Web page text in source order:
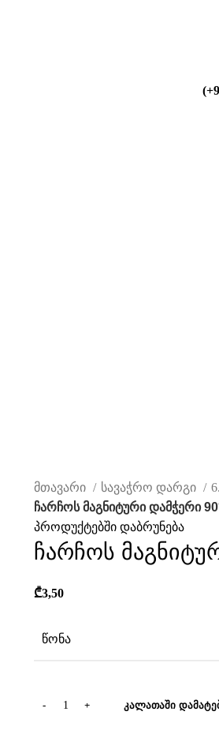
მთავარი სავაჭრო დარგი
ჩარჩოს მაგნიტური დამჭერი
პროდუქტებში დაბრუნება
ჩარჩოს
₾3,50
წონა
ᲙᲐᲚᲐᲗᲐᲨᲘ